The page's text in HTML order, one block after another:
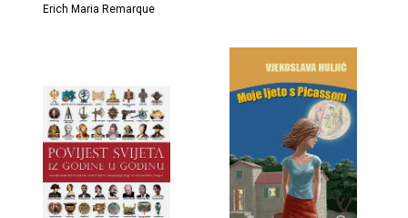
Erich Maria Remarque